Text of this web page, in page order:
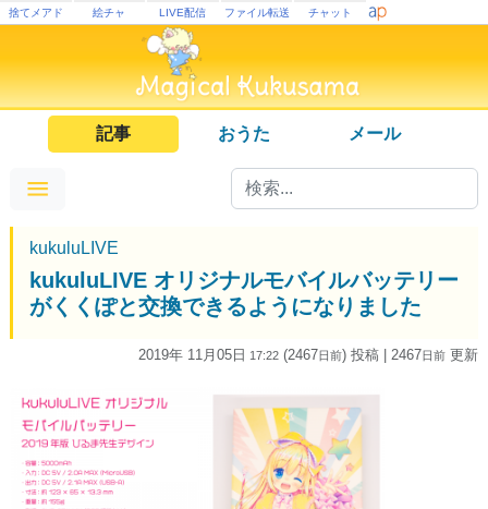
捨てメアド 絵チャ LIVE配信 ファイル転送 チャット
記事 おうた メール
kukuluLIVE
kukuluLIVE オリジナルモバイルバッテリー
がくくぽと交換できるようになりました
2019年 11月05日 17:22 (2467日前) 投稿 | 2467日前 更新